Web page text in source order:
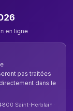
en ligne
pas traitées
dans le
Saint-Herblain ·